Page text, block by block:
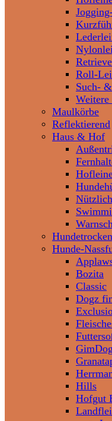
Roll-
Such-
Maulkörbe
Reflektierend
Haus & Hof
Hunde-
Bozita
Classic
Dogz
GimDog
Hills
Hofgut